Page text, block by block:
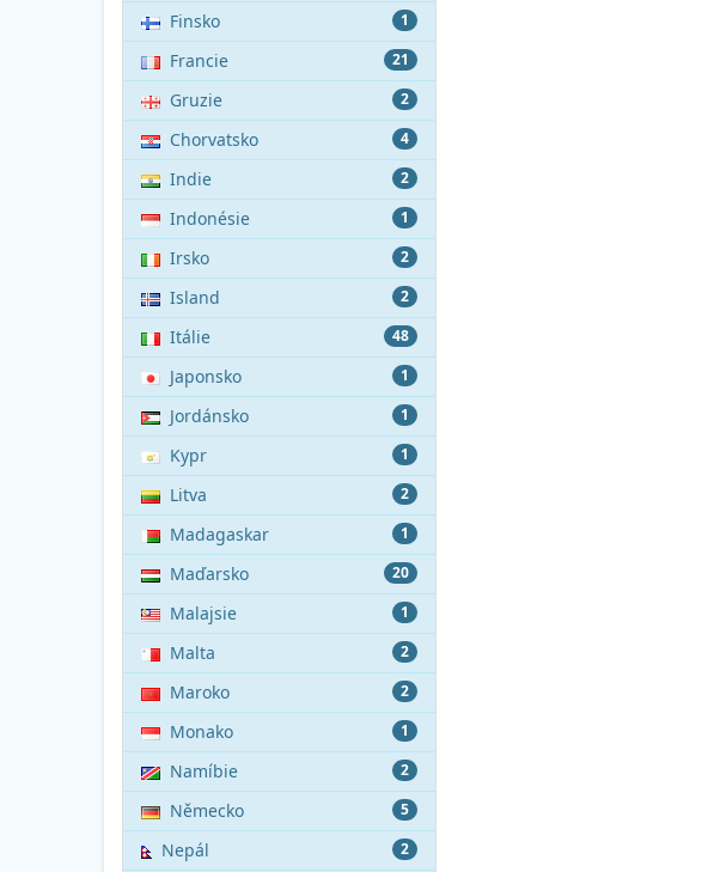
1
Finsko
21
Francie
2
Gruzie
4
Chorvatsko
2
Indie
1
Indonésie
2
Irsko
2
Island
48
Itálie
1
Japonsko
1
Jordánsko
1
Kypr
2
Litva
1
Madagaskar
20
Maďarsko
1
Malajsie
2
Malta
2
Maroko
1
Monako
2
Namíbie
5
Německo
2
Nepál